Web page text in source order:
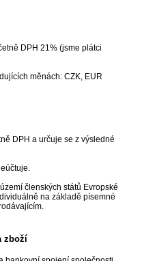
DPH 21% (jsme plátci
měnách: CZK, EUR
DPH a určuje se z výsledné
členských států Evropské
na základě písemné
zboží